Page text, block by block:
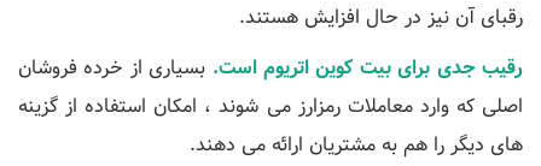
رقبای آن نیز در حال افزایش هستند.
رقیب جدی برای بیت کوین اتریوم است. بسیاری از خرده فروشان
اصلی که وارد معاملات رمزارز می شوند ، امکان استفاده از گزینه
های دیگر را هم به مشتریان ارائه می دهند.